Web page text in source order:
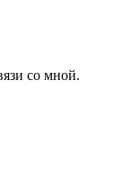
со мной.